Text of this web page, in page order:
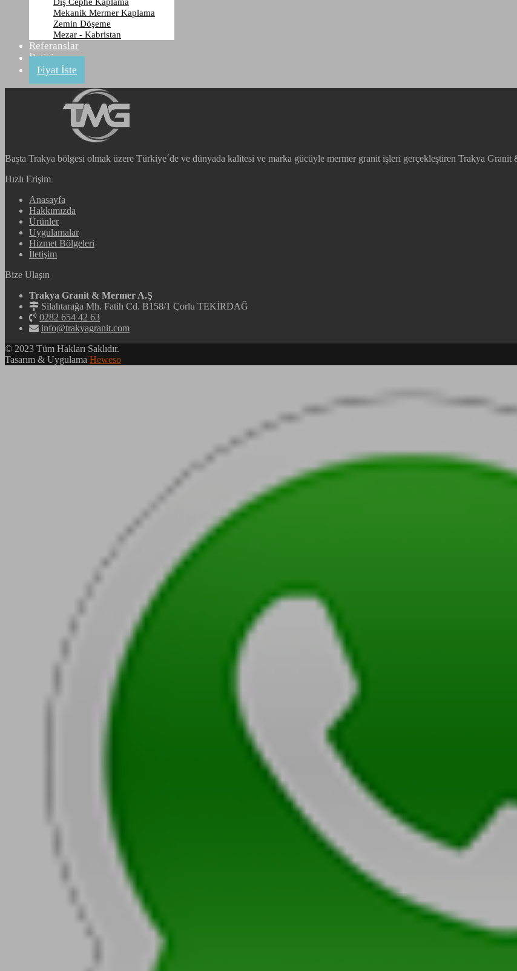
Mekanik Mermer Kaplama
Zemin Döşeme
Mezar - Kabristan
Referanslar
İletişim
Fiyat İste
KASHMERA WHITE
Anasayfa
Ürünler
KASHMERA WHITE
Başta Trakya bölgesi olmak üzere Türkiye´de ve dünyada kalitesi ve marka gücüyle mermer granit işleri gerçekleştiren Trakya
Hızlı Erişim
Anasayfa
Hakkımızda
Ürünler
Uygulamalar
Hizmet Bölgeleri
İletişim
Bize Ulaşın
Trakya Granit & Mermer A.Ş
Silahtarağa Mh. Fatih Cd. B158/1 Çorlu TEKİRDAĞ
0282 654 42 63
info@trakyagranit.com
© 2023 Tüm Hakları Saklıdır.
Tasarım & Uygulama Heweso